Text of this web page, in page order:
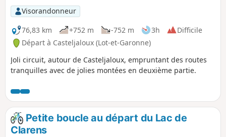
Visorandonneur
76,83 km
+752 m -752 m 3h
Difficile
Départ à Casteljaloux (Lot-et-Garonne)
Joli circuit, autour de Casteljaloux, empruntant des routes
tranquilles avec de jolies montées en deuxième partie.
Petite boucle au départ du Lac de
Clarens